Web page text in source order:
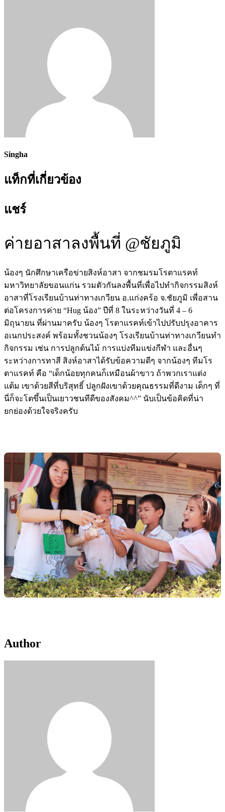
Singha
แท็กที่เกี่ยวข้อง
แชร์
ค่ายอาสาลงพื้นที่ @ชัยภูมิ
น้องๆ นักศึกษาเครือข่ายสิงห์อาสา จากชมรมโรตาแรคท์
มหาวิทยาลัยขอนแก่น รวมตัวกันลงพื้นที่เพื่อไปทำกิจกรรมสิงห์
อาสาที่โรงเรียนบ้านท่าทางเกวียน อ.แก่งคร้อ จ.ชัยภูมิ เพื่อสาน
ต่อโครงการค่าย “Hug น้อง” ปีที่ 8 ในระหว่างวันที่ 4 – 6
มิถุนายน ที่ผ่านมาครับ น้องๆ โรตาแรคท์เข้าไปปรับปรุงอาคาร
อเนกประสงค์ พร้อมทั้งชวนน้องๆ โรงเรียนบ้านท่าทางเกวียนทำ
กิจกรรม เช่น การปลูกต้นไม้ การแบ่งทีมแข่งกีฬา และอื่นๆ
ระหว่างการทาสี สิงห์อาสาได้รับข้อความดีๆ จากน้องๆ ทีมโร
ตาแรคท์ คือ “เด็กน้อยทุกคนก็เหมือนผ้าขาว ถ้าพวกเราแต่ง
แต้ม เขาด้วยสีที่บริสุทธิ์ ปลูกฝังเขาด้วยคุณธรรมที่ดีงาม เด็กๆ ที่
นี่ก็จะโตขึ้นเป็นเยาวชนทีดีของสังคม^^” นับเป็นข้อคิดที่น่า
ยกย่องด้วยใจจริงครับ
Author